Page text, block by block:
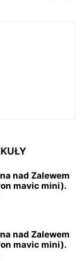
nad Zalewem
mavic mini).
nad Zalewem
mavic mini).